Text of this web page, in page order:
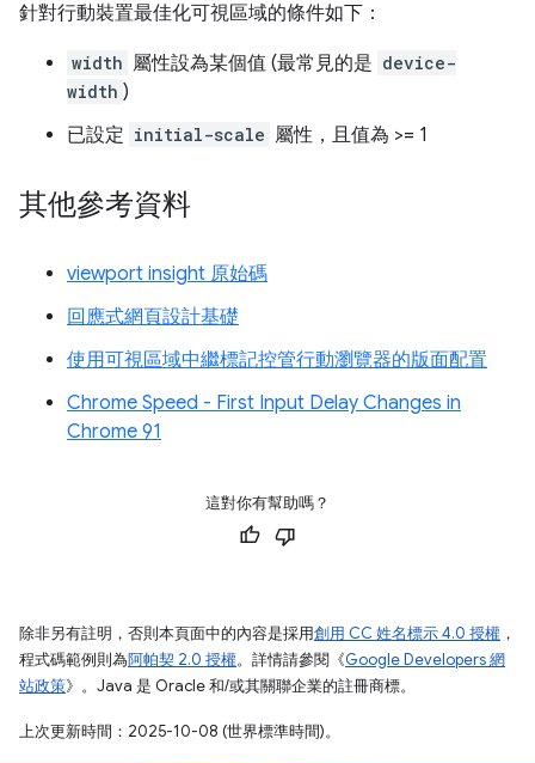
針對行動裝置最佳化可視區域的條件如下：
width 屬性設為某個值 (最常見的是 device-
width )
已設定 initial-scale 屬性，且值為 >= 1
其他參考資料
viewport insight 原始碼
回應式網頁設計基礎
使用可視區域中繼標記控管行動瀏覽器的版面配置
Chrome Speed - First Input Delay Changes in
Chrome 91
這對你有幫助嗎？
除非另有註明，否則本頁面中的內容是採用創用 CC 姓名標示 4.0 授權 ，
程式碼範例則為阿帕契 2.0 授權。詳情請參閱《Google Developers 網
站政策》。Java 是 Oracle 和/或其關聯企業的註冊商標。
上次更新時間：2025-10-08 (世界標準時間)。